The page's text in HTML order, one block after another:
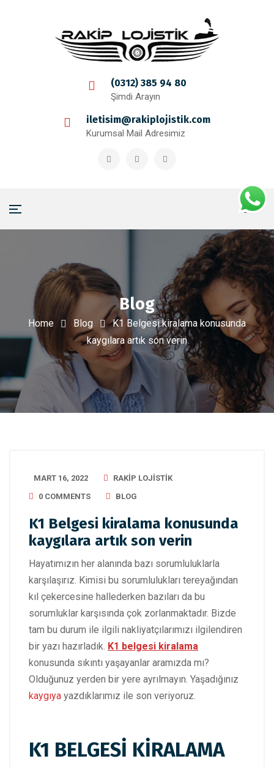
(0312) 385 94 80
Şimdi Arayın
iletisim@rakiplojistik.com
Kurumsal Mail Adresimiz
Blog
Home Blog
K1 Belgesi kiralama konusunda
kaygılara artık son verin
MART 16, 2022
RAKIP LOJISTIK
0 COMMENTS
BLOG
K1 Belgesi kiralama konusunda
kaygılara artık son verin
Hayatımızın her alanında bazı sorumluluklarla
karşılaşırız. Kimisi bu sorumlulukları tereyağından
kıl çekercesine hallederken bazıları da bu
sorumluklar karşısında çok zorlanmaktadır. Bizde
tam bu durum ile ilgili nakliyatçılarımızı ilgilendiren
bir yazı hazırladık. K1 belgesi kiralama
konusunda sıkıntı yaşayanlar aramızda mı?
Olduğunuz yerden bir yere ayrılmayın. Yaşadığınız
kaygıya yazdıklarımız ile son veriyoruz.
K1 BELGESİ KİRALAMA